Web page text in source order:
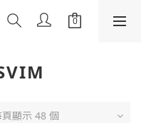
顯示 48 個